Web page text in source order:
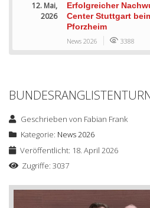
12. Mai,
2026
Erfolgreicher
Center Stuttgart
Pforzheim
News 2026 3388
Geschrieben von Fabian Frank
Kategorie: News 2026
Veröffentlicht: 18. April 2026
Zugriffe: 3037